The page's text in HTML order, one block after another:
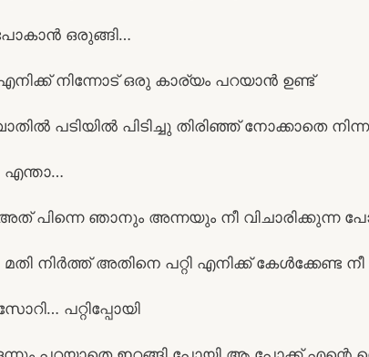
ഒരുങ്ങി…
നിന്നോട് ഒരു കാര്യം പറയാൻ ഉണ്ട്
പടിയിൽ പിടിച്ചു തിരിഞ്ഞ് നോക്കാതെ
പിന്നെ ഞാനും അന്നയും നീ വിചാരിക്കുന്ന
നിർത്ത് അതിനെ പറ്റി എനിക്ക് കേൾക്കേണ്ട
പറ്റിപ്പോയി